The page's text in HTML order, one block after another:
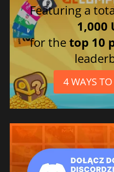
Featuring a
1,000
for thetop 10
4 WAYS